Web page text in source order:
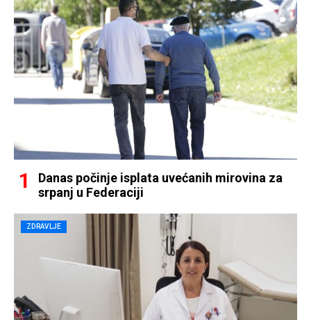
Danas počinje isplata uvećanih mirovina za
srpanj u Federaciji
ZDRAVLJE